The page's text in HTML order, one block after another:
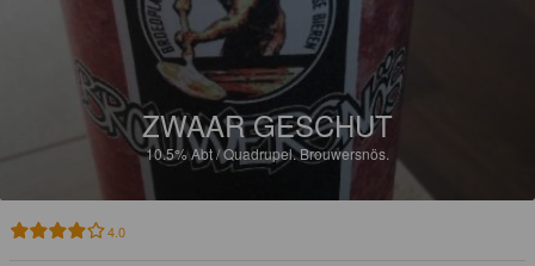
ZWAAR GESCHUT
10.5%Abt / Quadrupel.Brouwersnös.
4.0